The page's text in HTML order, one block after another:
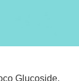
Glucoside,